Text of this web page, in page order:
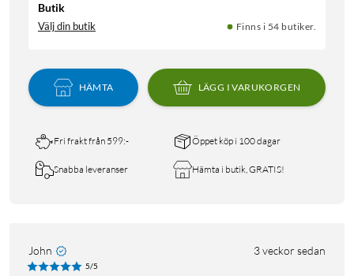
Butik
Välj din butik Finns i 54 butiker.
HÄMTA LÄGG I VARUKORGEN
Fri frakt från 599:- Öppet köp i 100 dagar
Snabba leveranser Hämta i butik, GRATIS!
John 3 veckor sedan
5/5